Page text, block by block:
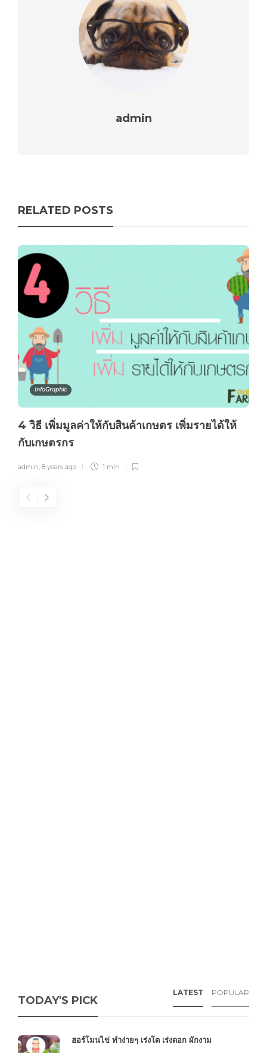
admin
RELATED POSTS
InfoGraphic
4 วิธี เพิ่มมูลค่าให้กับสินค้าเกษตร เพิ่มรายได้ให้
กับเกษตรกร
admin 8 years ago 1 min
TODAY'S PICK
LATEST POPULAR
ฮอร์โมนไข่ ทำง่ายๆ เร่งโต เร่งดอก ผักงาม